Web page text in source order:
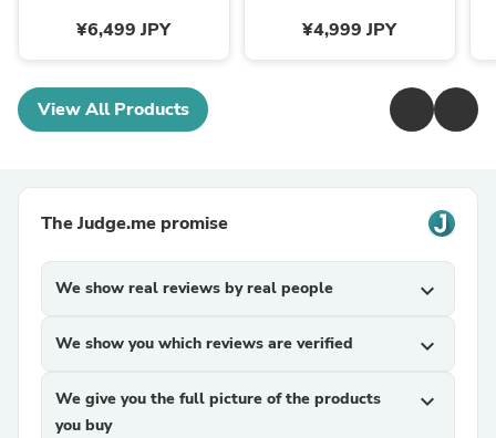
¥6,499 JPY ¥4,999 JPY
View All Products
The Judge.me promise
We show real reviews by real people expand_more
We show you which reviews are verified expand_more
We give you the full picture of the products
you buy
expand_more